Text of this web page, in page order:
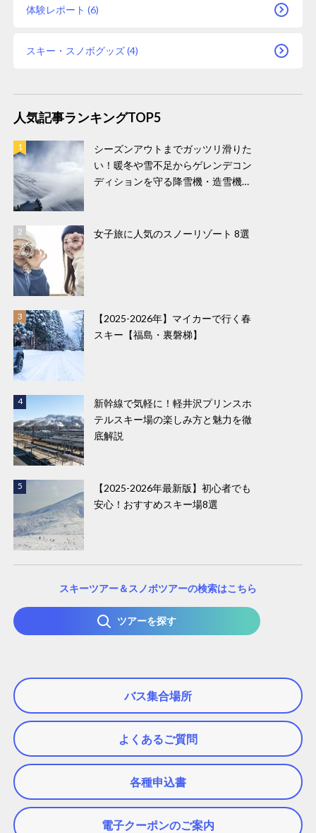
体験レポート (6)
スキー・スノボグッズ (4)
人気記事ランキングTOP5
シーズンアウトまでガッツリ滑りた
い！暖冬や雪不足からゲレンデコン
ディションを守る降雪機・造雪機！
女子旅に人気のスノーリゾート 8選
【2025-2026年】マイカーで行く春
スキー【福島・裏磐梯】
新幹線で気軽に！軽井沢プリンスホ
テルスキー場の楽しみ方と魅力を徹
底解説
【2025-2026年最新版】初心者でも
安心！おすすめスキー場8選
スキーツアー＆スノボツアーの検索はこちら
ツアーを探す
バス集合場所
よくあるご質問
各種申込書
電子クーポンのご案内